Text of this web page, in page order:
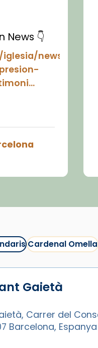
News 👇
news/2026-
de
Cardenal Omella
Gaietà
Carrer del
Barcelona, Espanya